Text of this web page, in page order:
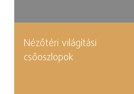
Nézőtéri világítási
csőoszlopok